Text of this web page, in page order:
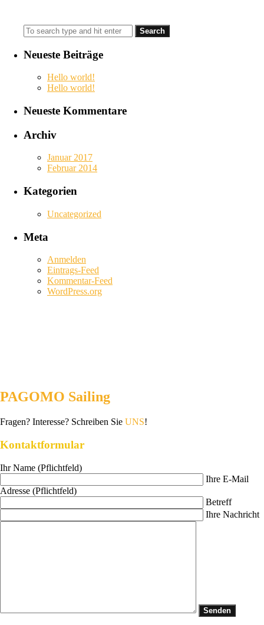
Neueste Beiträge
Hello world!
Hello world!
Neueste Kommentare
Archiv
Januar 2017
Februar 2014
Kategorien
Uncategorized
Meta
Anmelden
Eintrags-Feed
Kommentar-Feed
WordPress.org
PAGOMO Sailing
Fragen? Interesse? Schreiben Sie UNS!
Kontaktformular
Ihr Name (Pflichtfeld)
Ihre E-Mail
Adresse (Pflichtfeld)
Betreff
Ihre Nachricht